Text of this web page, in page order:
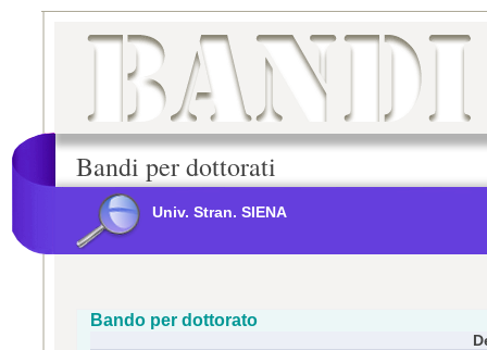
Bandi per dottorati
Univ. Stran. SIENA
Bando per dottorato